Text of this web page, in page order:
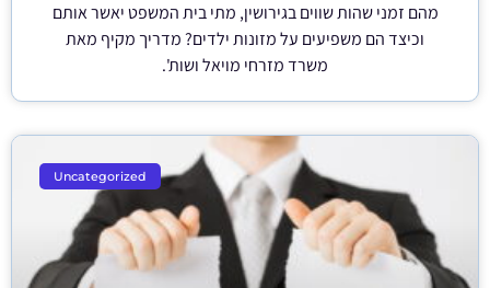
מהם זמני שהות שווים בגירושין, מתי בית המשפט יאשר אותם
וכיצד הם משפיעים על מזונות ילדים? מדריך מקיף מאת
משרד מזרחי מויאל ושות'.
Uncategorized